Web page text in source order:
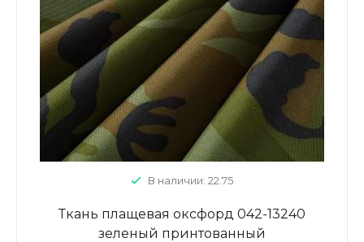
В наличии: 22.75
Ткань плащевая оксфорд 042-13240
зеленый принтованный